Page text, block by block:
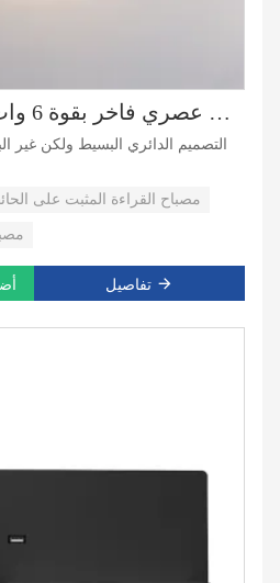
مصباح حائط دائري قاد من الألومنيوم بتصميم داخلي عصري فاخر بقوة 6 وات و12 وات و24 وات
مصباح القراءة المثبت على
تفاصيل